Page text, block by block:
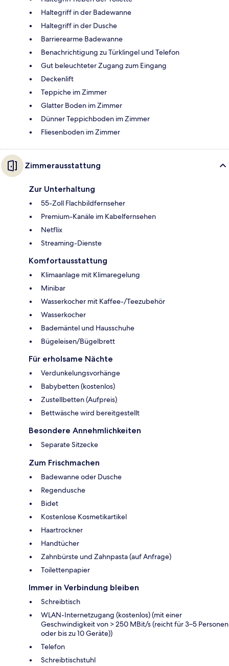
Haltegriff in der Badewanne
Haltegriff in der Dusche
Barrierearme Badewanne
Benachrichtigung zu Türklingel und Telefon
Gut beleuchteter Zugang zum Eingang
Deckenlift
Teppiche im Zimmer
Glatter Boden im Zimmer
Dünner Teppichboden im Zimmer
Fliesenboden im Zimmer
Zimmerausstattung
Zur Unterhaltung
55-Zoll Flachbildfernseher
Premium-Kanäle im Kabelfernsehen
Netflix
Streaming-Dienste
Komfortausstattung
Klimaanlage mit Klimaregelung
Minibar
Wasserkocher mit Kaffee-/Teezubehör
Wasserkocher
Bademäntel und Hausschuhe
Bügeleisen/Bügelbrett
Für erholsame Nächte
Verdunkelungsvorhänge
Babybetten (kostenlos)
Zustellbetten (Aufpreis)
Bettwäsche wird bereitgestellt
Besondere Annehmlichkeiten
Separate Sitzecke
Zum Frischmachen
Badewanne oder Dusche
Regendusche
Bidet
Kostenlose Kosmetikartikel
Haartrockner
Handtücher
Zahnbürste und Zahnpasta (auf Anfrage)
Toilettenpapier
Immer in Verbindung bleiben
Schreibtisch
WLAN-Internetzugang (kostenlos) (mit einer
Geschwindigkeit von > 250 MBit/s (reicht für 3–5 Personen
oder bis zu 10 Geräte))
Telefon
Schreibtischstuhl